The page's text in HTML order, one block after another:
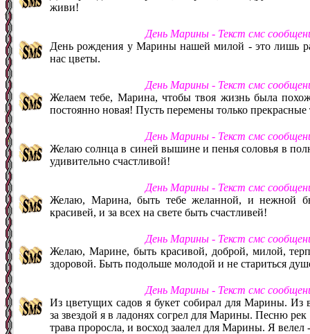
живи!
День Марины - Текст смс
День рождения у Марины нашей милой - это лишь
нас цветы.
День Марины - Текст смс
Желаем тебе, Марина, чтобы твоя жизнь была
постоянно новая! Пусть перемены только
День Марины - Текст смс
Желаю солнца в синей вышине и пенья соловья в
удивительно счастливой!
День Марины - Текст смс
Желаю, Марина, быть тебе желанной, и нежной
красивей, и за всех на свете быть счастливей!
День Марины - Текст смс
Желаю, Марине, быть красивой, доброй, милой,
здоровой. Быть подольше молодой и не стариться
День Марины - Текст смс
Из цветущих садов я букет собирал для Марины.
за звездой я в ладонях согрел для Марины. Песню
трава проросла, и восход заалел для Марины. Я